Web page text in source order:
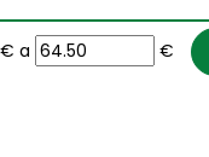
€
filtra
a
a €